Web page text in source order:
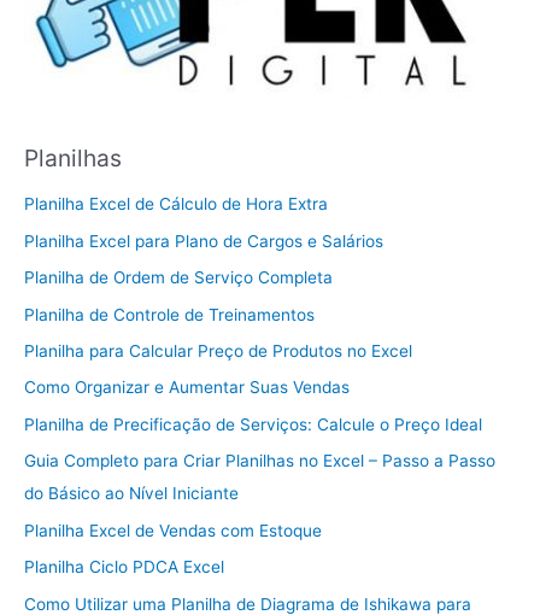
Planilhas
Planilha Excel de Cálculo de Hora Extra
Planilha Excel para Plano de Cargos e Salários
Planilha de Ordem de Serviço Completa
Planilha de Controle de Treinamentos
Planilha para Calcular Preço de Produtos no Excel
Como Organizar e Aumentar Suas Vendas
Planilha de Precificação de Serviços: Calcule o Preço Ideal
Guia Completo para Criar Planilhas no Excel – Passo a Passo
do Básico ao Nível Iniciante
Planilha Excel de Vendas com Estoque
Planilha Ciclo PDCA Excel
Como Utilizar uma Planilha de Diagrama de Ishikawa para